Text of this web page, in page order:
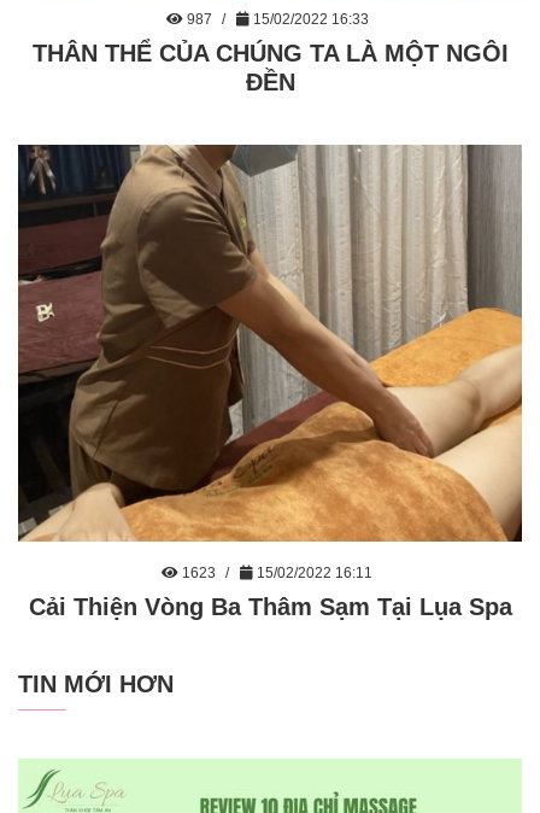
987 15/02/2022 16:33
THÂN THỂ CỦA CHÚNG TA LÀ MỘT NGÔI
ĐỀN
1623 15/02/2022 16:11
Cải Thiện Vòng Ba Thâm Sạm Tại Lụa Spa
TIN MỚI HƠN